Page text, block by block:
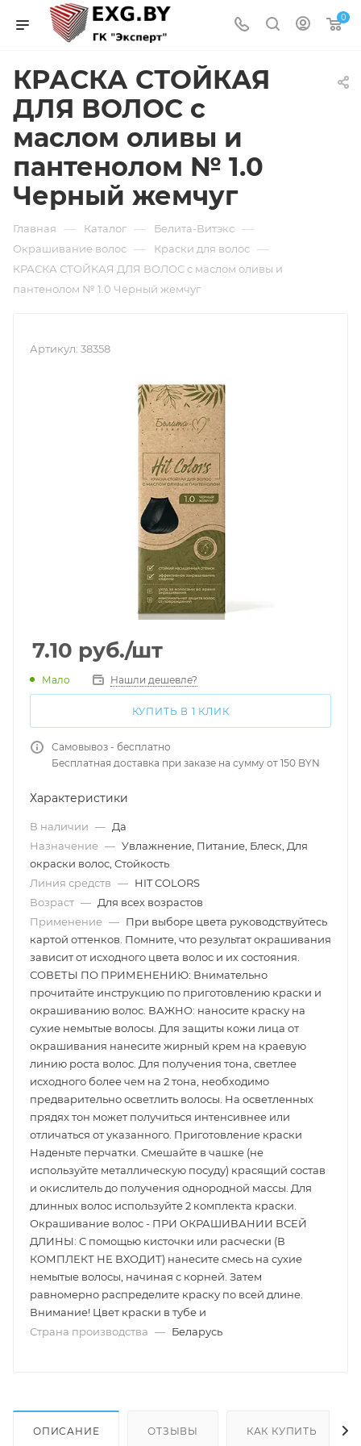
0
КРАСКА СТОЙКАЯ
ДЛЯ ВОЛОС с
маслом оливы и
пантенолом № 1.0
Черный жемчуг
Главная — Каталог — Белита-Витэкс —
Окрашивание волос — Краски для волос —
КРАСКА СТОЙКАЯ ДЛЯ ВОЛОС с маслом оливы и
пантенолом № 1.0 Черный жемчуг
Артикул: 38358
7.10 руб./шт
Мало Нашли дешевле?
КУПИТЬ В 1 КЛИК
Самовывоз - бесплатно
Бесплатная доставка при заказе на сумму от 150 BYN
Характеристики
В наличии — Да
Назначение — Увлажнение, Питание, Блеск, Для
окраски волос, Стойкость
Линия средств — HIT COLORS
Возраст — Для всех возрастов
Применение — При выборе цвета руководствуйтесь
картой оттенков. Помните, что результат окрашивания
зависит от исходного цвета волос и их состояния.
СОВЕТЫ ПО ПРИМЕНЕНИЮ: Внимательно
прочитайте инструкцию по приготовлению краски и
окрашиванию волос. ВАЖНО: наносите краску на
сухие немытые волосы. Для защиты кожи лица от
окрашивания нанесите жирный крем на краевую
линию роста волос. Для получения тона, светлее
исходного более чем на 2 тона, необходимо
предварительно осветлить волосы. На осветленных
прядях тон может получиться интенсивнее или
отличаться от указанного. Приготовление краски
Наденьте перчатки. Смешайте в чашке (не
используйте металлическую посуду) красящий состав
и окислитель до получения однородной массы. Для
длинных волос используйте 2 комплекта краски.
Окрашивание волос - ПРИ ОКРАШИВАНИИ ВСЕЙ
ДЛИНЫ: С помощью кисточки или расчески (В
КОМПЛЕКТ НЕ ВХОДИТ) нанесите смесь на сухие
немытые волосы, начиная с корней. Затем
равномерно распределите краску по всей длине.
Внимание! Цвет краски в тубе и
Страна производства — Беларусь
ОПИСАНИЕ ОТЗЫВЫ КАК КУПИТЬ